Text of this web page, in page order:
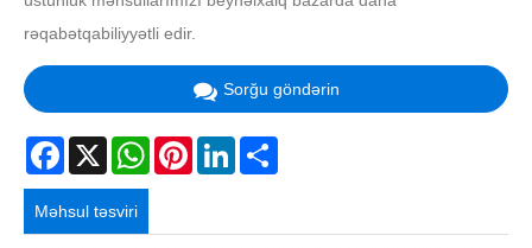
rəqabətqabiliyyətli edir.
Sorğu göndərin
Facebook
X WhatsAppPinterestLinkedIn
Məhsul təsviri